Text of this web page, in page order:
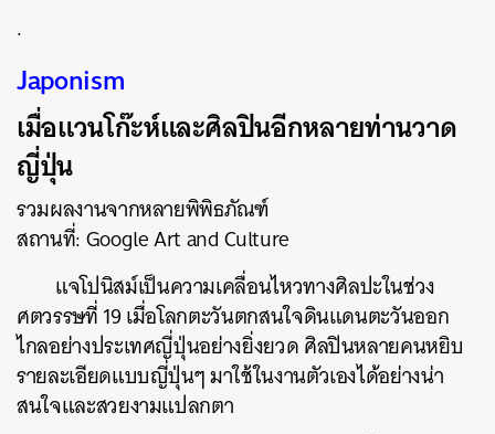
.
Japonism
เมื่อแวนโก๊ะห์และศิลปินอีกหลายท่านวาด
ญี่ปุ่น
รวมผลงานจากหลายพิพิธภัณฑ์
สถานที่: Google Art and Culture
แจโปนิสม์เป็นความเคลื่อนไหวทางศิลปะในช่วง
ศตวรรษที่ 19 เมื่อโลกตะวันตกสนใจดินแดนตะวันออก
ไกลอย่างประเทศญี่ปุ่นอย่างยิ่งยวด ศิลปินหลายคนหยิบ
รายละเอียดแบบญี่ปุ่นๆ มาใช้ในงานตัวเองได้อย่างน่า
สนใจและสวยงามแปลกตา